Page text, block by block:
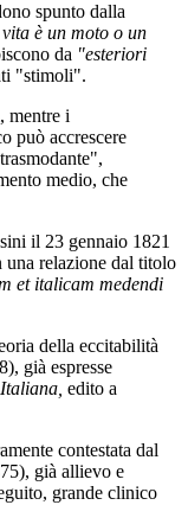
spunto dalla
è un moto o un
da "esteriori
"stimoli".
mentre i
può accrescere
medio, che
il 23 gennaio 1821
relazione dal titolo
et italicam medendi
della eccitabilità
già espresse
edito a
contestata dal
già allievo e
grande clinico